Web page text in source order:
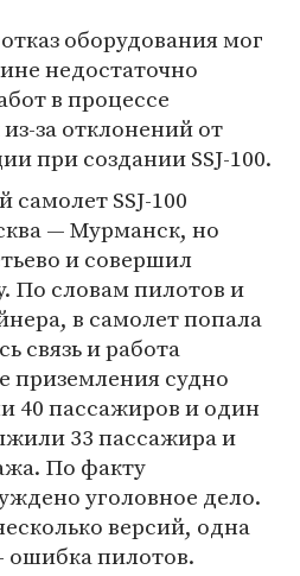
оборудования мог
недостаточно
в процессе
за отклонений от
при создании SSJ-100.
SSJ-100
— Мурманск, но
и совершил
По словам пилотов и
в самолет попала
связь и работа
приземления судно
40 пассажиров и один
33 пассажира и
По факту
уголовное дело.
версий, одна
пилотов.